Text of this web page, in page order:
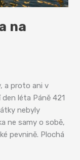
na
a proto ani v
léta Páně 421
nebyly
ne samy o sobě,
pevnině. Plochá